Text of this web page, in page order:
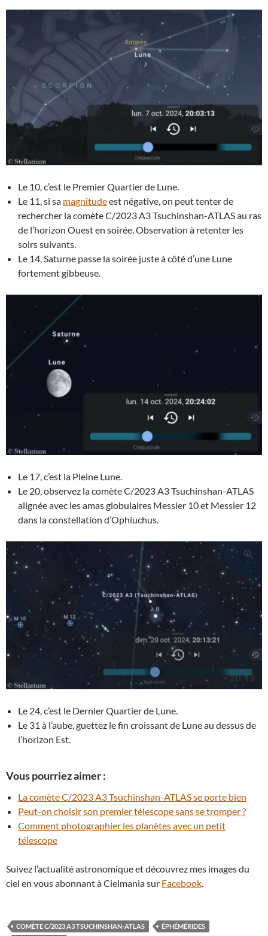
Le 10, c’est le Premier Quartier de Lune.
Le 11, si sa magnitudeest négative, on peut tenter de
rechercher la comète C/2023 A3 Tsuchinshan-ATLAS au ras
de l’horizon Ouest en soirée. Observation à retenter les
soirs suivants.
Le 14, Saturne passe la soirée juste à côté d’une Lune
fortement gibbeuse.
Le 17, c’est la Pleine Lune.
Le 20, observez la comète C/2023 A3 Tsuchinshan-ATLAS
alignée avec les amas globulaires Messier 10 et Messier 12
dans la constellation d’Ophiuchus.
Le 24, c’est le Dernier Quartier de Lune.
Le 31 à l’aube, guettez le fin croissant de Lune au dessus de
l’horizon Est.
Vous pourriez aimer :
La comète C/2023 A3 Tsuchinshan-ATLAS se porte bien
Peut-on choisir son premier télescope sans se tromper ?
Comment photographier les planètes avec un petit
télescope
Suivez l’actualité astronomique et découvrez mes images du
ciel en vous abonnant à Cielmania sur Facebook.
COMÈTE C/2023 A3 TSUCHINSHAN-ATLAS
ÉPHÉMÉRIDES